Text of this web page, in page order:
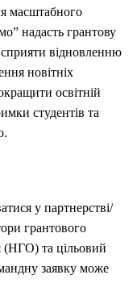
масштабного
надасть грантову
відновленню
новітніх
освітній
студентів та
у партнерстві/
грантового
(НГО) та цільовий
заявку може